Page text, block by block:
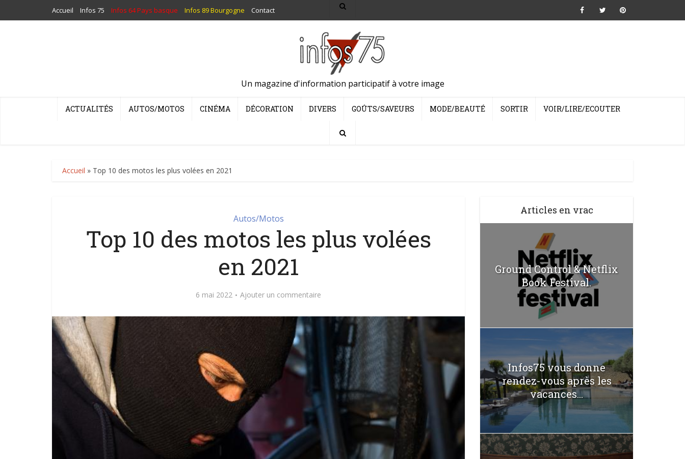
Accueil Infos 75 Infos 64 Pays basque Infos 89 Bourgogne Contact
Un magazine d'information participatif à votre image
ACTUALITÉS AUTOS/MOTOS CINÉMA DÉCORATION DIVERS GOÛTS/SAVEURS MODE/BEAUTÉ SORTIR VOIR/LIRE/ECOUTER
Accueil » Top 10 des motos les plus volées en 2021
Autos/Motos
Top 10 des motos les plus volées
en 2021
6 mai 2022 Ajouter un commentaire
Articles en vrac
Ground Control & Netflix
Book Festival.
Infos75 vous donne
rendez-vous après les
vacances...